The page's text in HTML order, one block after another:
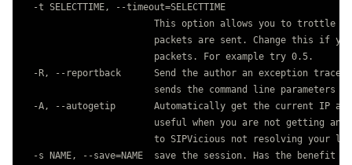
  -t SELECTTIME, --timeout=SELECTTIME
This option allows you to trottle
packets are sent. Change this if
                        packets. For example try 0.5.
-R, --reportback      Send the author an exception
sends the command line parameters
-A, --autogetip       Automatically get the current IP
useful when you are not getting any
to SIPVicious not resolving your
-s NAME, --save=NAME  save the session. Has the benefit